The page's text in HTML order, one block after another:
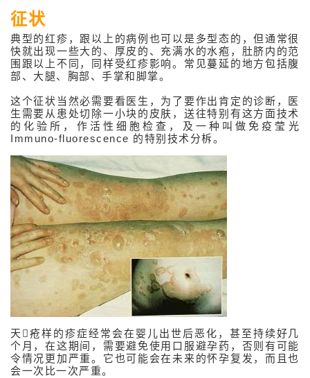
常见的皮肤病
暗疮
玫瑰痤疮
臭汗症
湿疹 / 皮肤炎
接触性皮炎
银屑病 (牛皮癣)
急性风疹
慢性风疹
怀孕期皮肤问题
多型态疹
天疱疮样疹
类固醇药膏的使
征状
典型的红疹，跟以上的病例也可以是多型态的，但通常很
快就出现一些大的、厚皮的、充满水的水疱，肚脐内的范
围跟以上不同，同样受红疹影响。常见蔓延的地方包括腹
部、大腿、胸部、手掌和脚掌。
这个征状当然必需要看医生，为了要作出肯定的诊断，医
生需要从患处切除一小块的皮肤，送往特别有这方面技术
的化验所，作活性细胞检查，及一种叫做免疫莹光
Immuno-fluorescence 的特别技术分柝。
天疮样的疹症经常会在婴儿出世后恶化，甚至持续好几
个月，在这期间，需要避免使用口服避孕药，否则有可能
令情况更加严重。它也可能会在未来的怀孕复发，而且也
会一次比一次严重。